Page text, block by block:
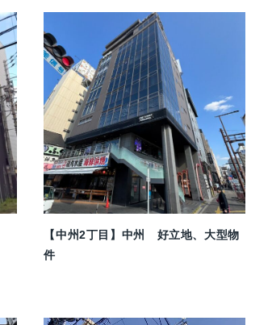
【中州2丁目】中州 好立地、大型物
件